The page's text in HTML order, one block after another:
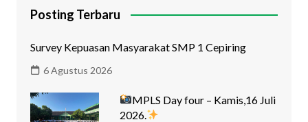
Posting Terbaru
Survey Kepuasan Masyarakat SMP 1 Cepiring
6 Agustus 2026
MPLS Day four – Kamis,16 Juli
2026.